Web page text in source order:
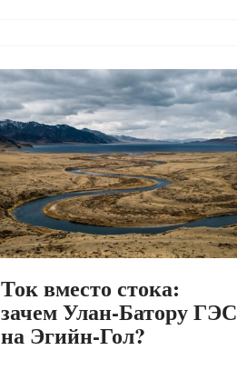
Ток вместо стока:
зачем Улан-Батору ГЭС
на Эгийн-Гол?